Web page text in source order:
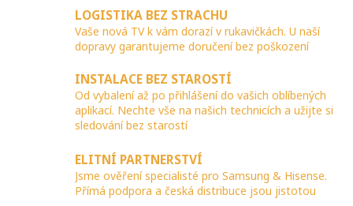
LOGISTIKA BEZ STRACHU
Vaše nová TV k vám dorazí v rukavičkách. U naší
dopravy garantujeme doručení bez poškození
INSTALACE BEZ STAROSTÍ
Od vybalení až po přihlášení do vašich oblíbených
aplikací. Nechte vše na našich technicích a užijte si
sledování bez starostí
ELITNÍ PARTNERSTVÍ
Jsme ověření specialisté pro Samsung & Hisense.
Přímá podpora a česká distribuce jsou jistotou